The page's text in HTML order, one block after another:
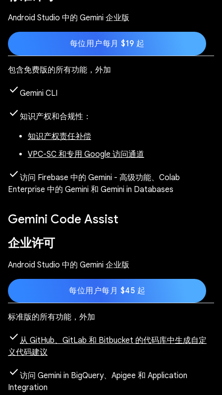
Android Studio 中的 Gemini 企业版
每位用户每月 $19 起
包含免费版的所有功能，外加
check Gemini CLI
check 知识产权和合规性 ：
知识产权责任补偿
VPC-SC 和专用 Google 访问通道
check 访问 Firebase 中的 Gemini - 高级功能、Colab
Enterprise 中的 Gemini 和 Gemini in Databases
Gemini Code Assist
企业许可
Android Studio 中的 Gemini 企业版
每位用户每月 $45 起
标准版的所有功能，外加
check 从 GitHub、GitLab 和 Bitbucket 的代码库中生成自定
义代码建议
check 访问 Gemini in BigQuery、Apigee 和 Application
Integration